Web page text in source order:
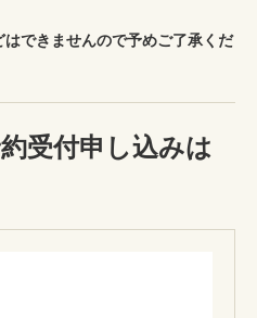
できませんので予めご了承くだ
受付申し込みは